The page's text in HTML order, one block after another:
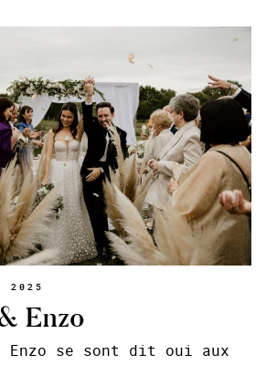
2025
Enzo
Enzo se sont dit oui aux